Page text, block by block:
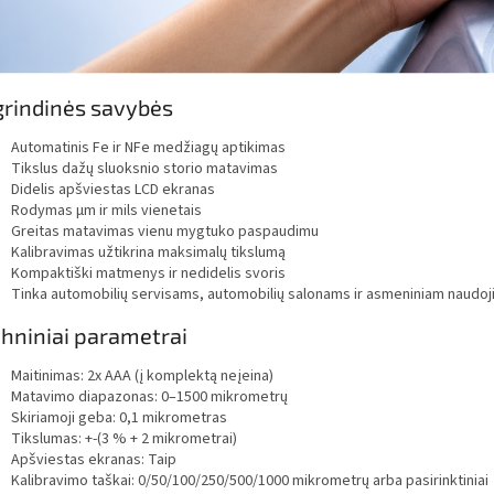
savybės
Automatinis Fe ir NFe medžiagų aptikimas
Tikslus dažų sluoksnio storio matavimas
Didelis apšviestas LCD ekranas
Rodymas μm ir mils vienetais
Greitas matavimas vienu mygtuko paspaudimu
Kalibravimas užtikrina maksimalų tikslumą
Kompaktiški matmenys ir nedidelis svoris
Tinka automobilių servisams, automobilių salonams ir asmeniniam
parametrai
Maitinimas: 2x AAA (į komplektą neįeina)
Matavimo diapazonas: 0–1500 mikrometrų
Skiriamoji geba: 0,1 mikrometras
Tikslumas: +-(3 % + 2 mikrometrai)
Apšviestas ekranas: Taip
Kalibravimo taškai: 0/50/100/250/500/1000 mikrometrų arba pasirinktiniai